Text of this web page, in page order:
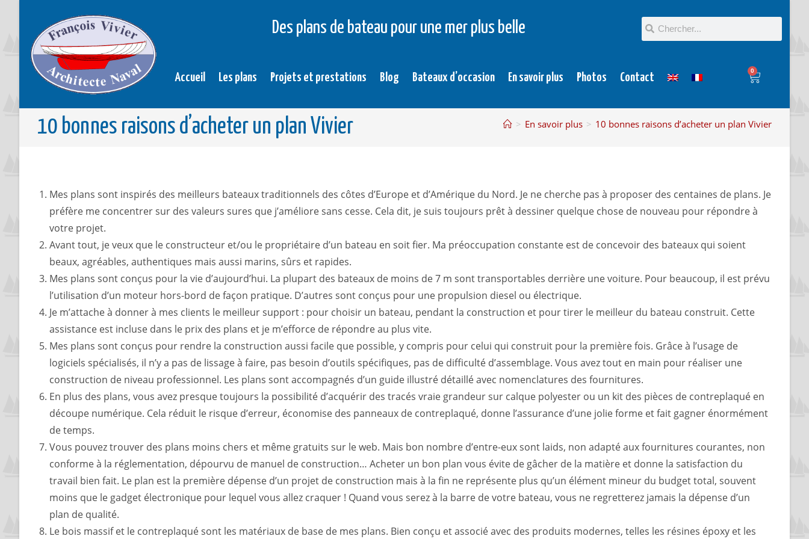
Des plans de bateau pour une mer plus belle
Accueil Les plans Projets et prestations Blog Bateaux d’occasion En savoir plus Photos Contact
0
10 bonnes raisons d’acheter un plan Vivier > En savoir plus > 10 bonnes raisons d’acheter un plan Vivier
Mes plans sont inspirés des meilleurs bateaux traditionnels des côtes d’Europe et d’Amérique du Nord. Je ne cherche pas à proposer des centaines de plans. Je
préfère me concentrer sur des valeurs sures que j’améliore sans cesse. Cela dit, je suis toujours prêt à dessiner quelque chose de nouveau pour répondre à
votre projet.
Avant tout, je veux que le constructeur et/ou le propriétaire d’un bateau en soit fier. Ma préoccupation constante est de concevoir des bateaux qui soient
beaux, agréables, authentiques mais aussi marins, sûrs et rapides.
Mes plans sont conçus pour la vie d’aujourd’hui. La plupart des bateaux de moins de 7 m sont transportables derrière une voiture. Pour beaucoup, il est prévu
l’utilisation d’un moteur hors-bord de façon pratique. D’autres sont conçus pour une propulsion diesel ou électrique.
Je m’attache à donner à mes clients le meilleur support : pour choisir un bateau, pendant la construction et pour tirer le meilleur du bateau construit. Cette
assistance est incluse dans le prix des plans et je m’efforce de répondre au plus vite.
Mes plans sont conçus pour rendre la construction aussi facile que possible, y compris pour celui qui construit pour la première fois. Grâce à l’usage de
logiciels spécialisés, il n’y a pas de lissage à faire, pas besoin d’outils spécifiques, pas de difficulté d’assemblage. Vous avez tout en main pour réaliser une
construction de niveau professionnel. Les plans sont accompagnés d’un guide illustré détaillé avec nomenclatures des fournitures.
En plus des plans, vous avez presque toujours la possibilité d’acquérir des tracés vraie grandeur sur calque polyester ou un kit des pièces de contreplaqué en
découpe numérique. Cela réduit le risque d’erreur, économise des panneaux de contreplaqué, donne l’assurance d’une jolie forme et fait gagner énormément
de temps.
Vous pouvez trouver des plans moins chers et même gratuits sur le web. Mais bon nombre d’entre-eux sont laids, non adapté aux fournitures courantes, non
conforme à la réglementation, dépourvu de manuel de construction… Acheter un bon plan vous évite de gâcher de la matière et donne la satisfaction du
travail bien fait. Le plan est la première dépense d’un projet de construction mais à la fin ne représente plus qu’un élément mineur du budget total, souvent
moins que le gadget électronique pour lequel vous allez craquer ! Quand vous serez à la barre de votre bateau, vous ne regretterez jamais la dépense d’un
plan de qualité.
Le bois massif et le contreplaqué sont les matériaux de base de mes plans. Bien conçu et associé avec des produits modernes, telles les résines époxy et les